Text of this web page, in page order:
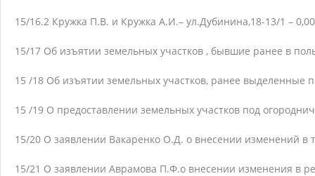
15/16.2 Кружка П.В. и Кружка А.И.– ул.Дубинина,18-13/1 –
15/17 Об изъятии земельных участков , бывшие ранее в
15 /18 Об изъятии земельных участков, ранее выделенные
15 /19 О предоставлении земельных участков под
15/20 О заявлении Вакаренко О.Д. о внесении изменений в
15/21 О заявлении Аврамова П.Ф.о внесении изменения в